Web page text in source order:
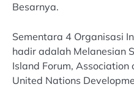
Besarnya.
Sementara 4 Organisasi
hadir adalah Melanesian
Island Forum,
United Nations